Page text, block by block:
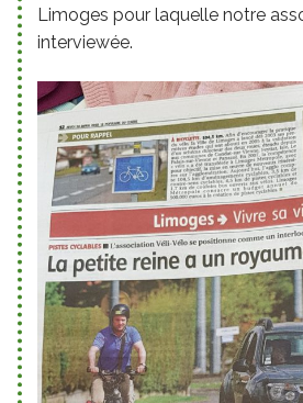
Limoges pour laquelle notre
interviewée.